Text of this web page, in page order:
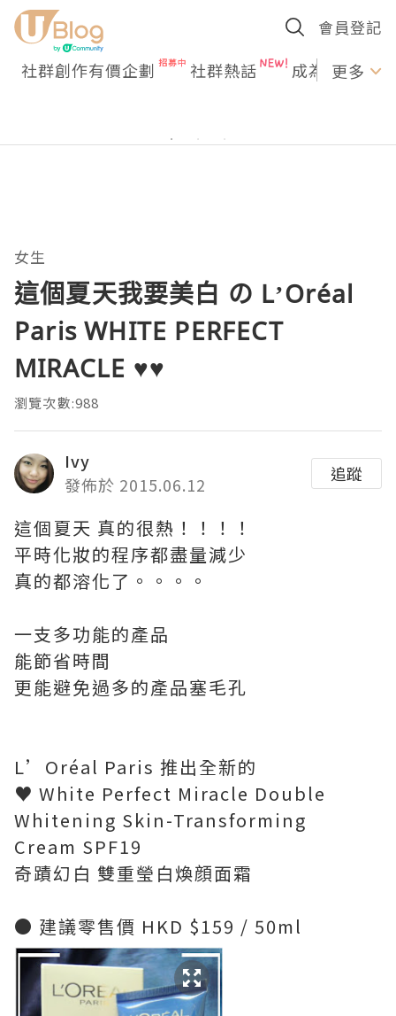
會員登記
社群創作有價企劃 社群熱話 成為U更多
女生
這個夏天我要美白 の L’Oréal
Paris WHITE PERFECT
MIRACLE ♥♥
瀏覽次數:988
Ivy
發佈於 2015.06.12
追蹤
這個夏天 真的很熱！！！！
平時化妝的程序都盡量減少
真的都溶化了。。。。
一支多功能的產品
能節省時間
更能避免過多的產品塞毛孔
L’Oréal Paris 推出全新的
♥ White Perfect Miracle Double
Whitening Skin-Transforming
Cream SPF19
奇蹟幻白 雙重瑩白煥顔面霜
● 建議零售價 HKD $159 / 50ml